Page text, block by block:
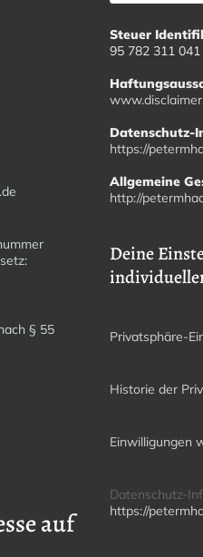
§ 55
auf
Steuer
95 782 311 041
Datenschutz-
https://
Allgemeine
http://
Deine
Privatsphäre-
Historie der
Einwilligungen
Datenschutz-
https://